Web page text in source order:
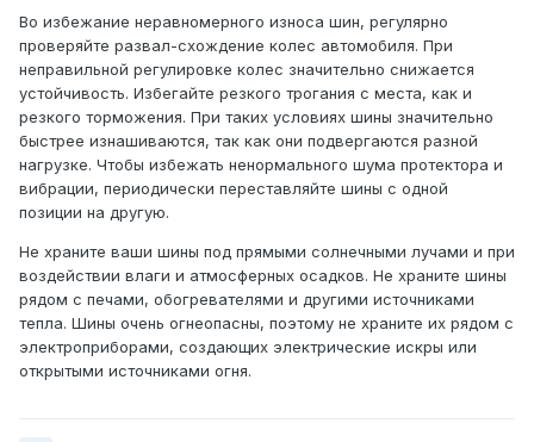
Во избежание неравномерного износа шин, регулярно
проверяйте развал-схождение колес автомобиля. При
неправильной регулировке колес значительно снижается
устойчивость. Избегайте резкого трогания с места, как и
резкого торможения. При таких условиях шины значительно
быстрее изнашиваются, так как они подвергаются разной
нагрузке. Чтобы избежать ненормального шума протектора и
вибрации, периодически переставляйте шины с одной
позиции на другую.
Не храните ваши шины под прямыми солнечными лучами и при
воздействии влаги и атмосферных осадков. Не храните шины
рядом с печами, обогревателями и другими источниками
тепла. Шины очень огнеопасны, поэтому не храните их рядом с
электроприборами, создающих электрические искры или
открытыми источниками огня.